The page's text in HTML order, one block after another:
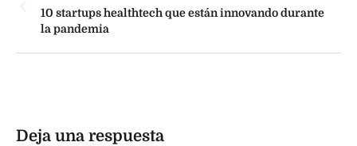
10 startups healthtech que están innovando durante
la pandemia
Deja una respuesta